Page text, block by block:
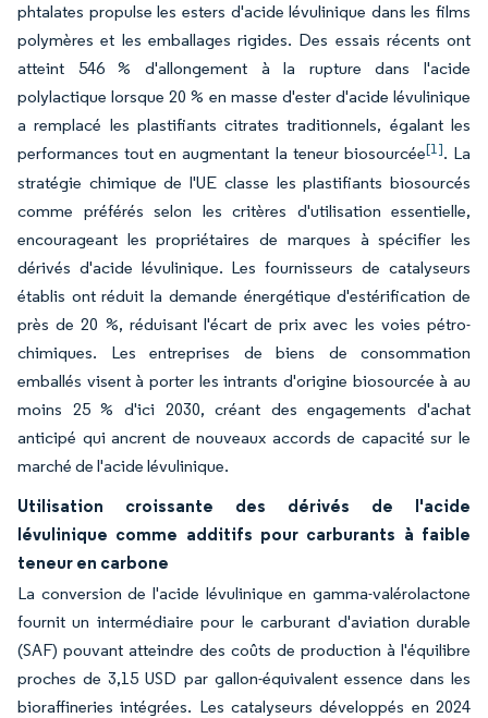
phtalates propulse les esters d'acide lévulinique dans les films
polymères et les emballages rigides. Des essais récents ont
atteint 546 % d'allongement à la rupture dans l'acide
polylactique lorsque 20 % en masse d'ester d'acide lévulinique
a remplacé les plastifiants citrates traditionnels, égalant les
performances tout en augmentant la teneur biosourcée[1]. La
stratégie chimique de l'UE classe les plastifiants biosourcés
comme préférés selon les critères d'utilisation essentielle,
encourageant les propriétaires de marques à spécifier les
dérivés d'acide lévulinique. Les fournisseurs de catalyseurs
établis ont réduit la demande énergétique d'estérification de
près de 20 %, réduisant l'écart de prix avec les voies pétro-
chimiques. Les entreprises de biens de consommation
emballés visent à porter les intrants d'origine biosourcée à au
moins 25 % d'ici 2030, créant des engagements d'achat
anticipé qui ancrent de nouveaux accords de capacité sur le
marché de l'acide lévulinique.
Utilisation croissante des dérivés de l'acide
lévulinique comme additifs pour carburants à faible
teneur en carbone
La conversion de l'acide lévulinique en gamma-valérolactone
fournit un intermédiaire pour le carburant d'aviation durable
(SAF) pouvant atteindre des coûts de production à l'équilibre
proches de 3,15 USD par gallon-équivalent essence dans les
bioraffineries intégrées. Les catalyseurs développés en 2024